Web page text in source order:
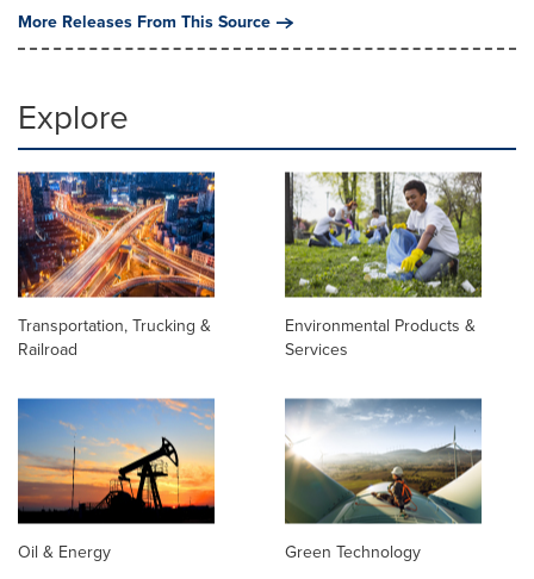
More Releases From This Source
Explore
Transportation, Trucking &
Railroad
Environmental Products &
Services
Oil & Energy Green Technology